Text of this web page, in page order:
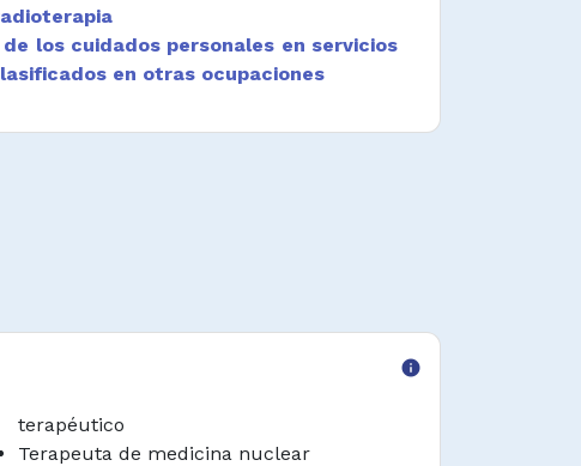
los cuidados personales en servicios
en otras ocupaciones
info
terapéutico
Terapeuta de medicina nuclear